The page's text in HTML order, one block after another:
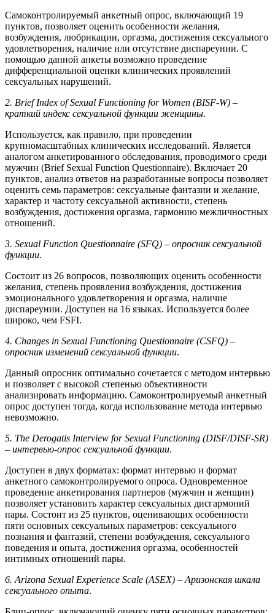
Самоконтролируемый анкетный опрос, включающий 19
пунктов, позволяет оценить особенности желания,
возбуждения, любрикации, оргазма, достижения сексуального
удовлетворения, наличие или отсутствие диспареунии. С
помощью данной анкеты возможно проведение
дифференциальной оценки клинических проявлений
сексуальных нарушений.
2. Brief Index of Sexual Functioning for Women (BISF-W) –
краткий индекс сексуальной функции женщины.
Используется, как правило, при проведении
крупномасштабных клинических исследований. Является
аналогом анкетированного обследования, проводимого среди
мужчин (Brief Sexual Function Questionnaire). Включает 20
пунктов, анализ ответов на разработанные вопросы позволяет
оценить семь параметров: сексуальные фантазии и желание,
характер и частоту сексуальной активности, степень
возбуждения, достижения оргазма, гармонию межличностных
отношений.
3. Sexual Function Questionnaire (SFQ) – опросник сексуальной
функции.
Состоит из 26 вопросов, позволяющих оценить особенности
желания, степень проявления возбуждения, достижения
эмоционального удовлетворения и оргазма, наличие
диспареунии. Доступен на 16 языках. Используется более
широко, чем FSFI.
4. Changes in Sexual Functioning Questionnaire (CSFQ) –
опросникизменений сексуальной функции.
Данный опросник оптимально сочетается с методом интервью
и позволяет с высокой степенью объективности
анализировать информацию. Самоконтролируемый анкетный
опрос доступен тогда, когда использование метода интервью
невозможно.
5. The Derogatis Interview for Sexual Functioning (DISF/DISF-SR)
– интервью-опрос сексуальной функции.
Доступен в двух форматах: формат интервью и формат
анкетного самоконтролируемого опроса. Одновременное
проведение анкетирования партнеров (мужчин и женщин)
позволяет установить характер сексуальных дисгармоний
пары. Состоит из 25 пунктов, оценивающих особенности
пяти основных сексуальных параметров: сексуального
познания и фантазий, степени возбуждения, сексуального
поведения и опыта, достижения оргазма, особенностей
интимных отношений пары.
6. Arizona Sexual Experience Scale (ASEX) – Аризонская шкала
сексуального опыта.